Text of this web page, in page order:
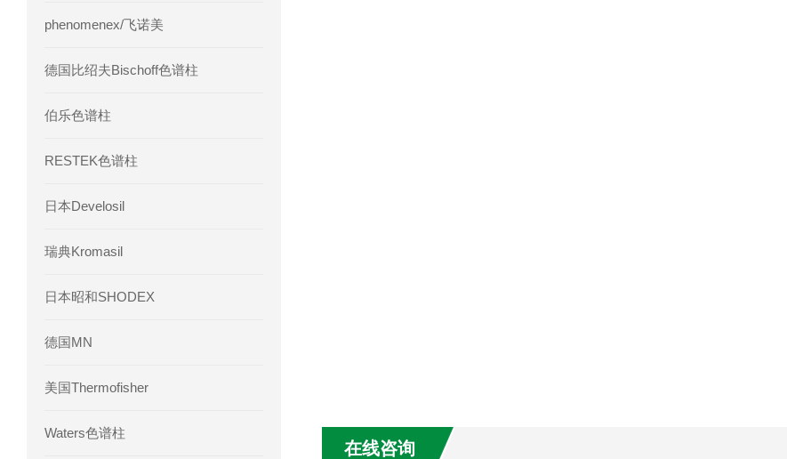
phenomenex/飞诺美
德国比绍夫Bischoff色谱柱
伯乐色谱柱
RESTEK色谱柱
日本Develosil
瑞典Kromasil
日本昭和SHODEX
德国MN
美国Thermofisher
Waters色谱柱
在线咨询